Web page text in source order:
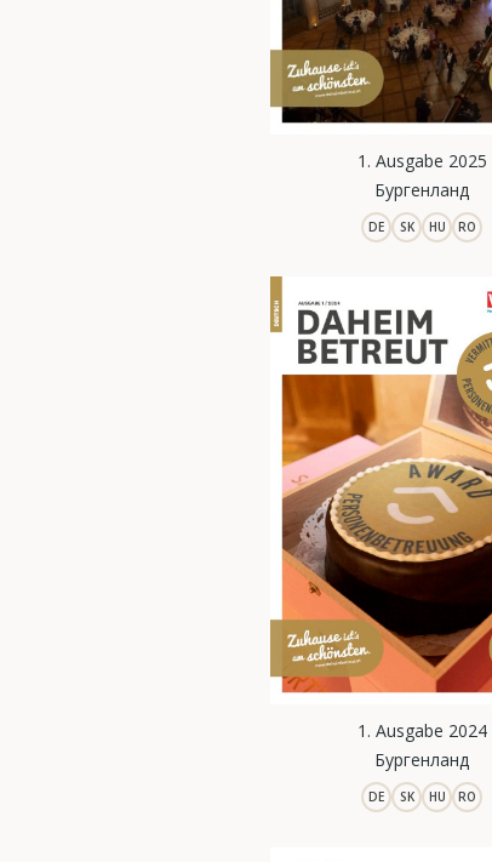
1. Ausgabe 2025
Бургенланд
DE SK HU RO
1. Ausgabe 2024
Бургенланд
DE SK HU RO